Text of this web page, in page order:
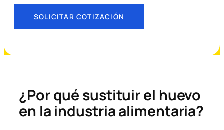
SOLICITAR COTIZACIÓN
¿Por qué sustituir el huevo
en la industria alimentaria?